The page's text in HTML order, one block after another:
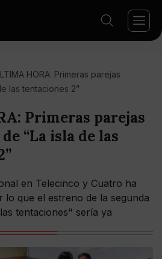
HORA: Primeras parejas
las tentaciones 2”
Primeras parejas
“La isla de las
en Telecinco y Cuatro ha
lo que el estreno de la segunda
tentaciones" sería ya